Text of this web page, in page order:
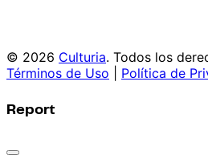
© 2026 Culturia. Todos los
Términos de Uso
Política de
Report